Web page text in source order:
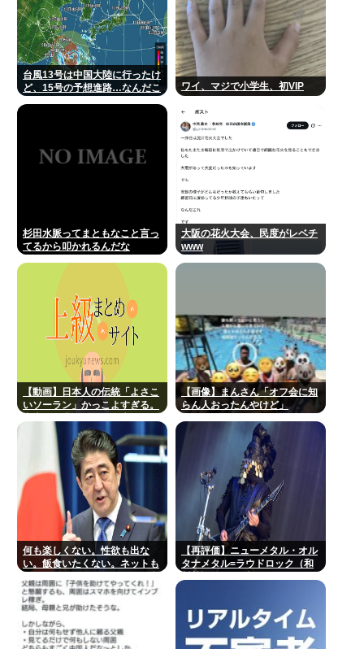
台風13号は中国大陸に行ったけ
ど、15号の予想進路…なんだこ
ワイ、マジで小学生、初VIP
杉田水脈ってまともなこと言っ
てるから叩かれるんだな
大阪の花火大会、民度がレベチ
www
【動画】日本人の伝統「よさこ
いソーラン」かっこよすぎる。
【画像】まんさん「オフ会に知
らん人おったんやけど」
何も楽しくない。性欲も出な
い。飯食いたくない。ネットも
味が無い。安倍晋三
【再評価】ニューメタル・オル
タナメタル=ラウドロック（和